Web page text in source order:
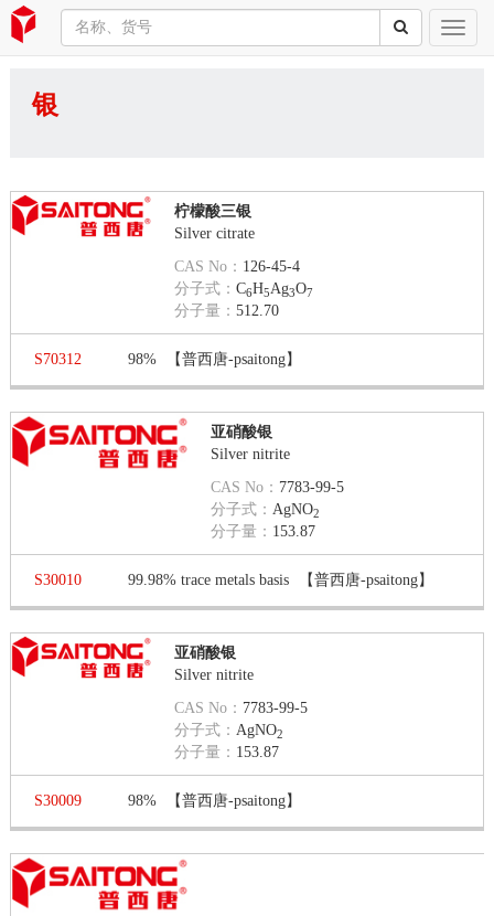
银
柠檬酸三银
Silver citrate
CAS No： 126-45-4
分子式：C6H5Ag3O7
分子量：512.70
S70312 98% 【普西唐-psaitong】
亚硝酸银
Silver nitrite
CAS No： 7783-99-5
分子式：AgNO2
分子量： 153.87
S30010 99.98% trace metals basis 【普西唐-psaitong】
亚硝酸银
Silver nitrite
CAS No： 7783-99-5
分子式：AgNO2
分子量： 153.87
S30009 98% 【普西唐-psaitong】